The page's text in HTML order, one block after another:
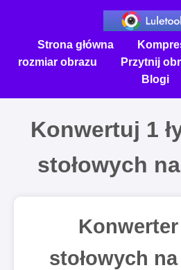
Strona główna
rozmiar obrazu
Przytnij
Blogi
Konwertuj 1
stołowych
Konwerter
stołowych